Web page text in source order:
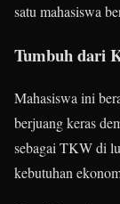
satu mahasiswa
Tumbuh dari
Mahasiswa ini
berjuang keras
sebagai TKW di
kebutuhan